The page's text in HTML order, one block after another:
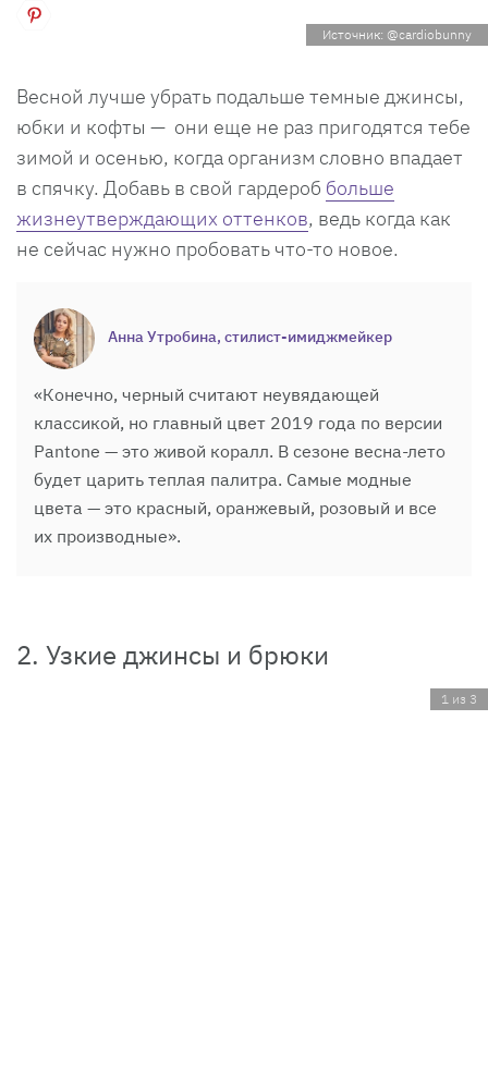
Источник: @cardiobunny
Весной лучше убрать подальше темные джинсы,
юбки и кофты — они еще не раз пригодятся тебе
зимой и осенью, когда организм словно впадает
в спячку. Добавь в свой гардероб больше
жизнеутверждающих оттенков, ведь когда как
не сейчас нужно пробовать что-то новое.
Анна Утробина, стилист-имиджмейкер
«Конечно, черный считают неувядающей
классикой, но главный цвет 2019 года по версии
Pantone — это живой коралл. В сезоне весна-лето
будет царить теплая палитра. Самые модные
цвета — это красный, оранжевый, розовый и все
их производные».
2. Узкие джинсы и брюки
1 из 3